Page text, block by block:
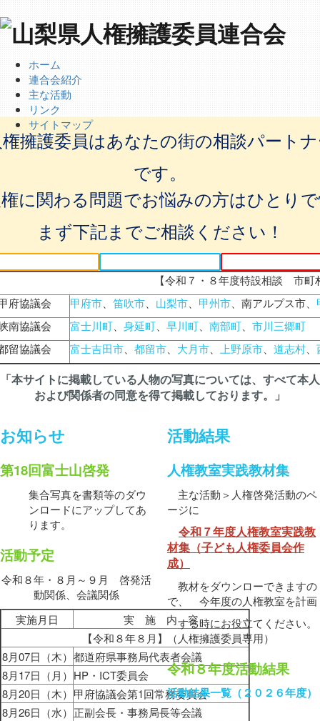
ホーム
連合会紹介
主な活動
リンク
サイトマップ
擁護委員はあなたの街の相談パート
です。
に関わる問題でお悩みの方はひとり
まず下記までご相談ください！
【令和７・８年度特設相談 市
府協議会
甲府市 笛吹市 山梨市 甲州市 、南アルプス市、
南協議会
富士川町 身延町 早川町 南部町
市川三郷町
留協議会
富士吉田市 都留市 大月市 上野原市 道志村
「本サイトに掲載している人物の写真については、すべて本人
および関係者の同意を得て掲載しております。」
お知らせ
第18回富士山啓発
集合写真を書類等のダウ
ンロードにアップしてあ
ります。
活動予定
令和８年・８月～９月 啓発活
動関係、会議関係
実施月日
実 施 内 容
【令和８年８月】
8月07日（木） 都道府県事務局代表者会議
8月17日（月） HP・ICT委員会
8月20日（木） 甲府協議会第1回常務委員会
8月26日（水） 正副会長・事務局長等会議
活動結果
人権教室実践教材集
主な活動＞人権啓発活動のペ
ージに
令和７年度人権教室実践教
材集（子ども人権委員会作
成）
教材をダウンローできますの
で、 今年度の人権教室を計画
する時にお役立てください。
（人権擁護委員専用）
令和８年度活動結果
活動結果一覧（２０２６年度）